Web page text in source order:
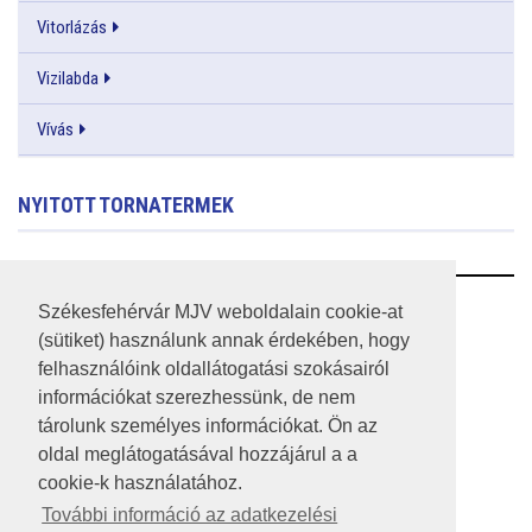
Székesfehérvár MJV weboldalain cookie-at
(sütiket) használunk annak érdekében, hogy
felhasználóink oldallátogatási szokásairól
információkat szerezhessünk, de nem
tárolunk személyes információkat. Ön az
oldal meglátogatásával hozzájárul a a
cookie-k használatához.
További információ az adatkezelési
Vitorlázás
Vizilabda
Vívás
NYITOTT TORNATERMEK
RSS
A HONLAP 2017.03.31-I ÁLLAPOTA
JOGI NYILATKOZAT
IMPRESSZUM